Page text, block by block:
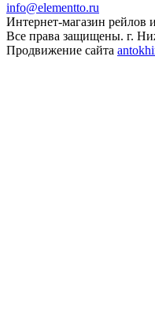
info@elementto.ru
Интернет-магазин рейлов
Все права защищены. г.
Продвижение сайта